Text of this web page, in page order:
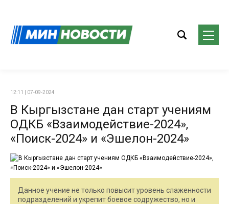
12:11 | 07-09-2024
В Кыргызстане дан старт учениям
ОДКБ «Взаимодействие-2024»,
«Поиск-2024» и «Эшелон-2024»
Данное учение не только повысит уровень слаженности
подразделений и укрепит боевое содружество, но и